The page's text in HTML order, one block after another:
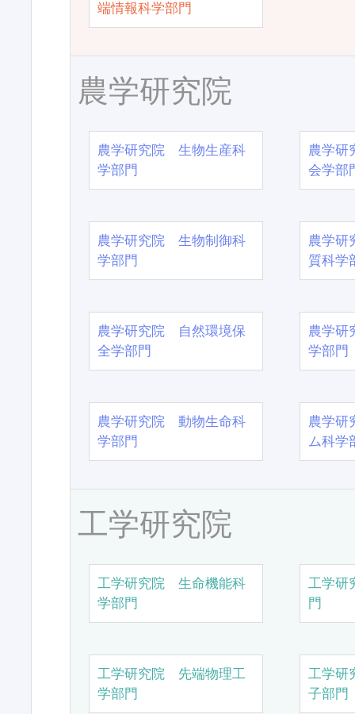
端情報科学部門
農学研究院
農学研究院 生物生産科
学部門
農学
会学部
農学研究院 生物制御科
学部門
農学
質科学
農学研究院 自然環境保
全学部門
農学
学部門
農学研究院 動物生命科
学部門
農学
ム科学
工学研究院
工学研究院 生命機能科
学部門
工学研
門
工学研究院 先端物理工
学部門
工学研
子部門